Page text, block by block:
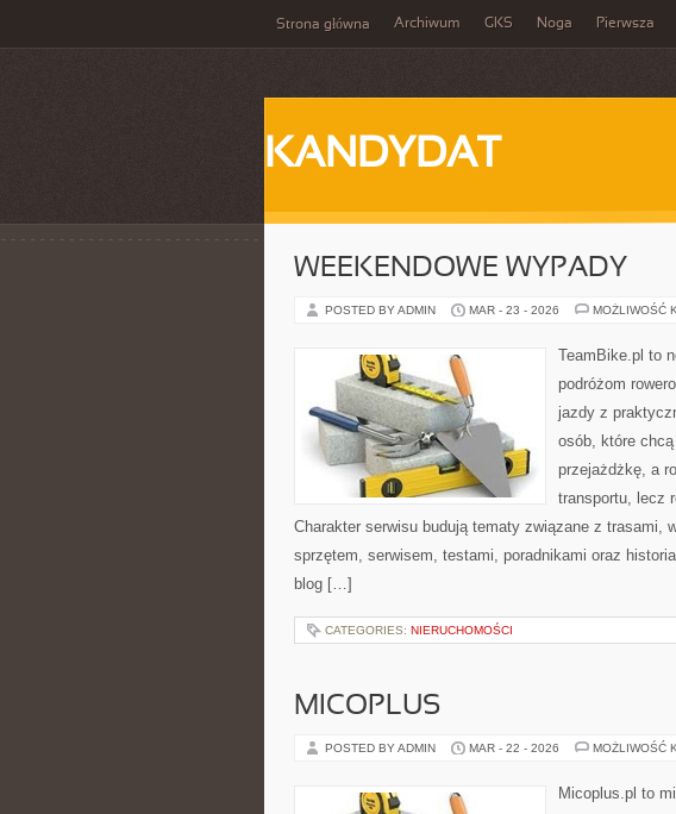
Strona główna Archiwum GKS Noga Pierwsza
KANDYDAT
WEEKENDOWE WYPADY
POSTED BY ADMIN MAR - 23 - 2026 MOŻLIWOŚĆ
TeamBike.pl to
podróżom
jazdy z
osób, które
przejażdżkę, a
transportu, lecz
Charakter serwisu budują tematy związane z trasami,
sprzętem, serwisem, testami, poradnikami oraz
blog […]
CATEGORIES: NIERUCHOMOŚCI
MICOPLUS
POSTED BY ADMIN MAR - 22 - 2026 MOŻLIWOŚĆ
Micoplus.pl to